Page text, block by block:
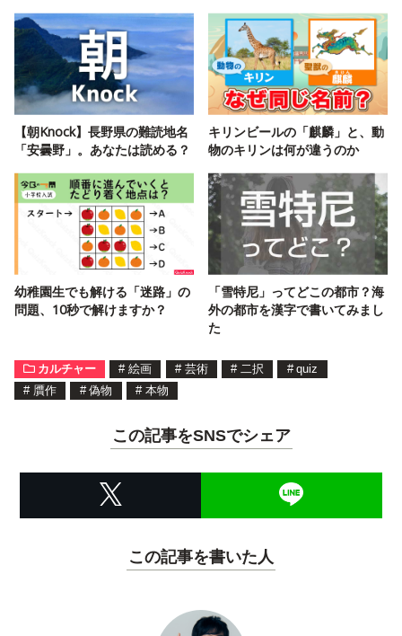
【朝Knock】長野県の難読地名
「安曇野」。あなたは読める？
キリンビールの「麒麟」と、動
物のキリンは何が違うのか
幼稚園生でも解ける「迷路」の
問題、10秒で解けますか？
「雪特尼」ってどこの都市？海
外の都市を漢字で書いてみまし
た
カルチャー # 絵画 # 芸術 # 二択 # quiz
# 贋作 # 偽物 # 本物
この記事をSNSでシェア
この記事を書いた人